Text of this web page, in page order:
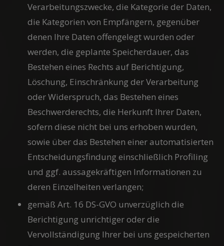
Verarbeitungszwecke, die Kategorie der Daten,
die Kategorien von Empfängern, gegenüber
denen Ihre Daten offengelegt wurden oder
werden, die geplante Speicherdauer, das
Bestehen eines Rechts auf Berichtigung,
Löschung, Einschränkung der Verarbeitung
oder Widerspruch, das Bestehen eines
Beschwerderechts, die Herkunft Ihrer Daten,
sofern diese nicht bei uns erhoben wurden,
sowie über das Bestehen einer automatisierten
Entscheidungsfindung einschließlich Profiling
und ggf. aussagekräftigen Informationen zu
deren Einzelheiten verlangen;
gemäß Art. 16 DS-GVO unverzüglich die
Berichtigung unrichtiger oder die
Vervollständigung Ihrer bei uns gespeicherten